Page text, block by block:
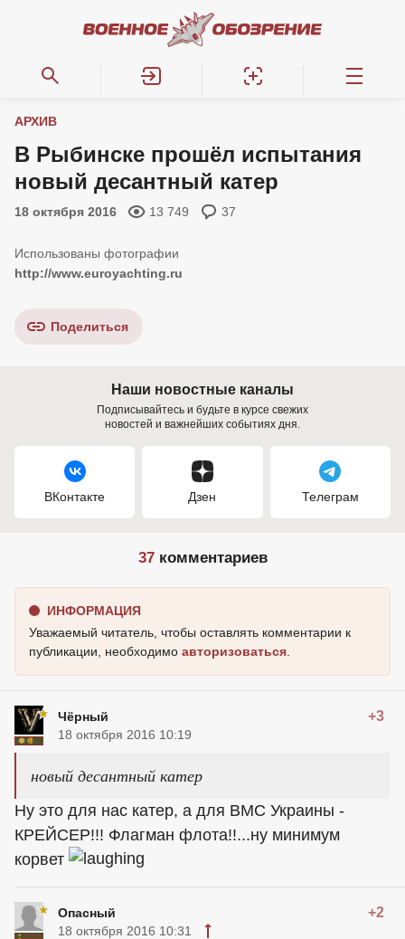
АРХИВ
В Рыбинске прошёл испытания
новый десантный катер
18 октября 2016 13 749 37
http://www.euroyachting.ru
Поделиться
Наши новостные каналы
Подписывайтесь и будьте в курсе свежих
новостей и важнейших событиях дня.
ВКонтакте Дзен Телеграм
37комментариев
ИНФОРМАЦИЯ
Уважаемый читатель, чтобы оставлять комментарии к
публикации, необходимо авторизоваться
Чёрный +3
18 октября 2016 10:19
новый десантный катер
Ну это для нас катер, а для ВМС Украины -
КРЕЙСЕР!!! Флагман флота!!...ну минимум
корвет
Опасный +2
18 октября 2016 10:31